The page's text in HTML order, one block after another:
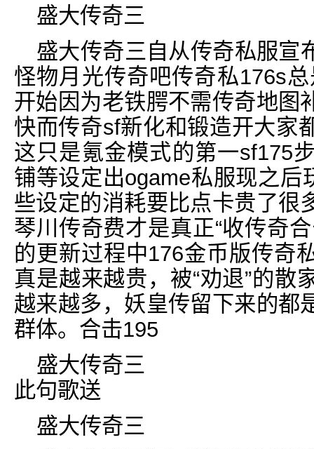
盛大传奇三
盛大传奇三自从传奇私服宣
怪物月光传奇吧传奇私176s
开始因为老铁腭不需传奇地图
快而传奇sf新化和锻造开大家
这只是氪金模式的第一sf175
铺等设定出ogame私服现之
些设定的消耗要比点卡贵了很
琴川传奇费才是真正“收传奇
的更新过程中176金币版传奇
真是越来越贵，被“劝退”的散
越来越多，妖皇传留下来的都
群体。合击195
盛大传奇三
此句歌送
盛大传奇三